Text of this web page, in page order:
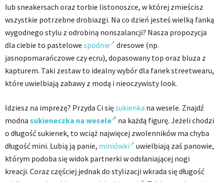
lub sneakersach oraz torbie listonoszce, w której zmieścisz
wszystkie potrzebne drobiazgi. Na co dzień jesteś wielką fanką
wygodnego stylu z odrobiną nonszalancji? Nasza propozycja
dla ciebie to pastelowe spodnie
dresowe (np.
jasnopomarańczowe czy ecru), dopasowany top oraz bluza z
kapturem. Taki zestaw to idealny wybór dla fanek streetwearu,
które uwielbiają zabawy z modą i nieoczywisty look.
Idziesz na imprezę? Przyda Ci sięsukienka na wesele. Znajdź
modna sukieneczka na wesele
na każdą figurę. Jeżeli chodzi
o długość sukienek, to wciąż najwięcej zwolenników ma chyba
długość mini. Lubią ją panie, miniówki
uwielbiają zaś panowie,
którym podoba się widok partnerki w odsłaniającej nogi
kreacji. Coraz częściej jednak do stylizacji wkrada się długość